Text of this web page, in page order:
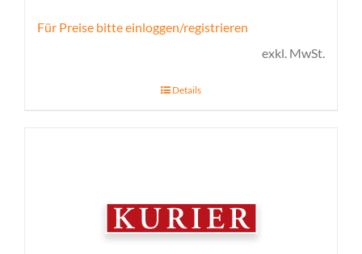
Für Preise bitte einloggen/registrieren
exkl. MwSt.
Details